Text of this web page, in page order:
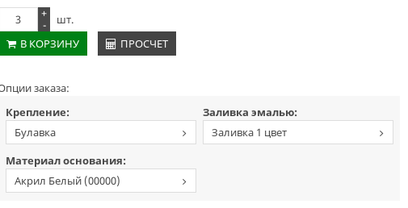
+
-
шт.
В КОРЗИНУ
ПРОСЧЕТ
заказа:
Крепление:
Булавка
Заливка эмалью:
Заливка 1 цвет
Материал основания:
Акрил Белый (00000)